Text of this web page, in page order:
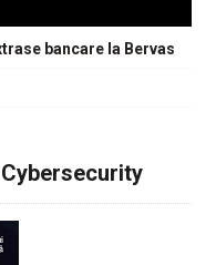
bancare la Bervas